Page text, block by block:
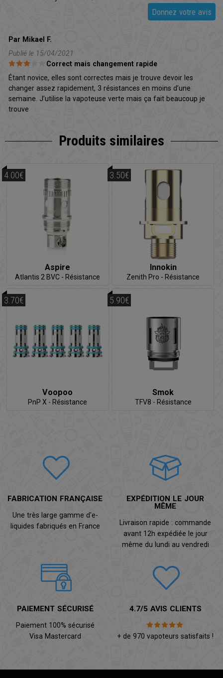
Donnez votre avis
Par Mikael F.
Publié le 15/04/2021
Correct mais changement rapide
Étant novice, elles sont correctes mais je trouve devoir les
changer assez rapidement, 3 résistances en moins d’une
semaine. J’utilise la vapoteuse verte mais ça fait beaucoup je
trouve
Produits similaires
Aspire
Atlantis 2 BVC - Résistance
4.00€
Innokin
Zenith Pro - Résistance
3.50€
Voopoo
PnP X - Résistance
3.70€
Smok
TFV8 - Résistance
5.90€
FABRICATION FRANÇAISE
Une très large gamme d'e-
liquides fabriqués en France
EXPÉDITION LE JOUR
MÊME
Livraison rapide : commande
avant 12h expédiée le jour
même du lundi au vendredi
PAIEMENT SÉCURISÉ
Paiement 100% sécurisé
Visa Mastercard
4.7/5 AVIS CLIENTS
+ de 970 vapoteurs satisfaits !